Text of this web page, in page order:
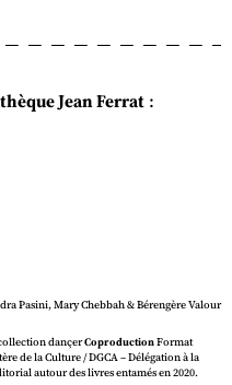
Jean Ferrat :
Pasini, Mary Chebbah & Bérengère Valour
dançerCoproductionFormat
de la Culture / DGCA – Délégation à la
autour des livres entamés en 2020.